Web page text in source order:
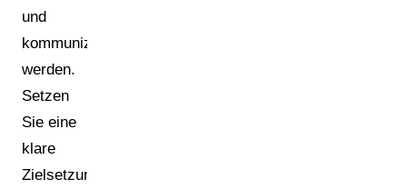
und
kommuniziert
werden.
Setzen
Sie eine
klare
Zielsetzung: